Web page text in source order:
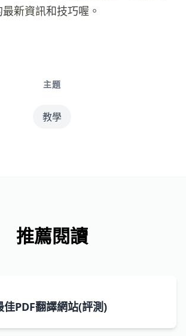
新資訊和技巧喔。
主題
教學
推薦閱讀
PDF翻譯網站(評測)